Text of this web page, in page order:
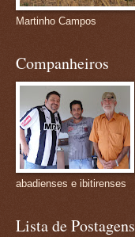
Martinho Campos
Companheiros
abadienses e ibitirenses
Lista de Postagens